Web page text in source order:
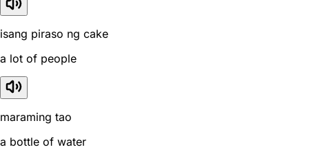
isang piraso ng cake
a lot of people
maraming tao
a bottle of water